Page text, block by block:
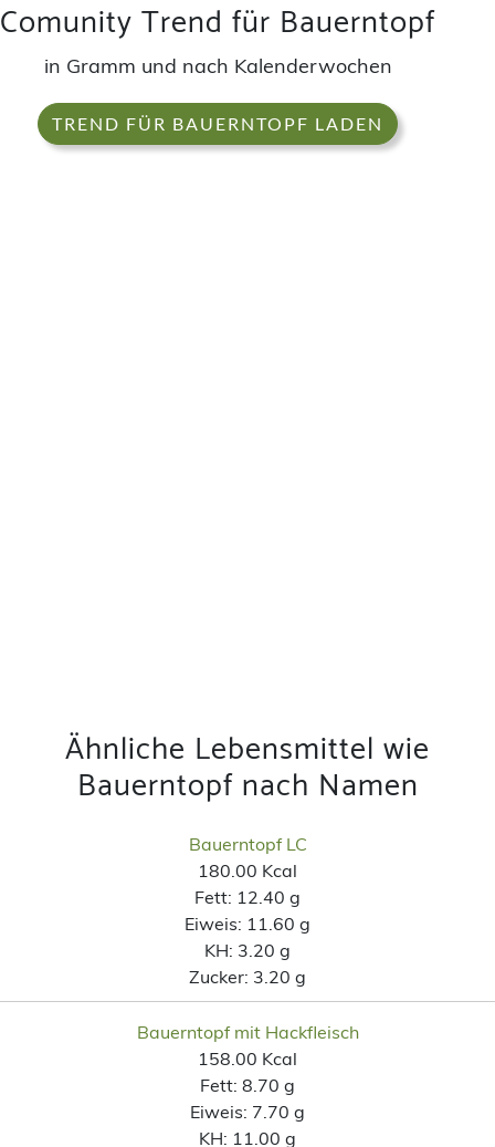
Comunity Trend für Bauerntopf
in Gramm und nach Kalenderwochen
TREND FÜR BAUERNTOPF LADEN
Ähnliche Lebensmittel wie
Bauerntopf nach Namen
Bauerntopf LC
180.00 Kcal
Fett: 12.40 g
Eiweis: 11.60 g
KH: 3.20 g
Zucker: 3.20 g
Bauerntopf mit Hackfleisch
158.00 Kcal
Fett: 8.70 g
Eiweis: 7.70 g
KH: 11.00 g